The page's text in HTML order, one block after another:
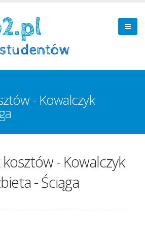
- Kowalczyk
- Kowalczyk
- Ściąga